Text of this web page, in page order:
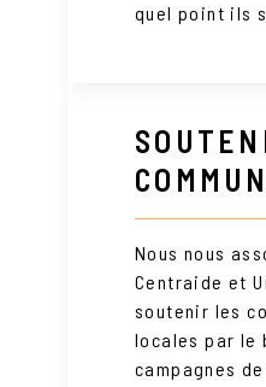
quel point ils
Nous nous
Centraide et
soutenir les
locales par le
campagnes